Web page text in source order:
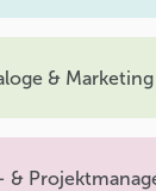
& Marketing
&